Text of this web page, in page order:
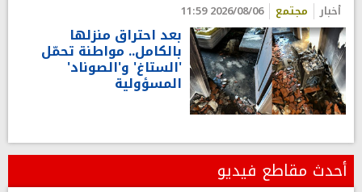
أخبار مجتمع 2026/08/06 11:59
بعد احتراق منزلها
بالكامل.. مواطنة تحمّل
'الستاغ' و'الصوناد'
المسؤولية
أحدث مقاطع فيديو